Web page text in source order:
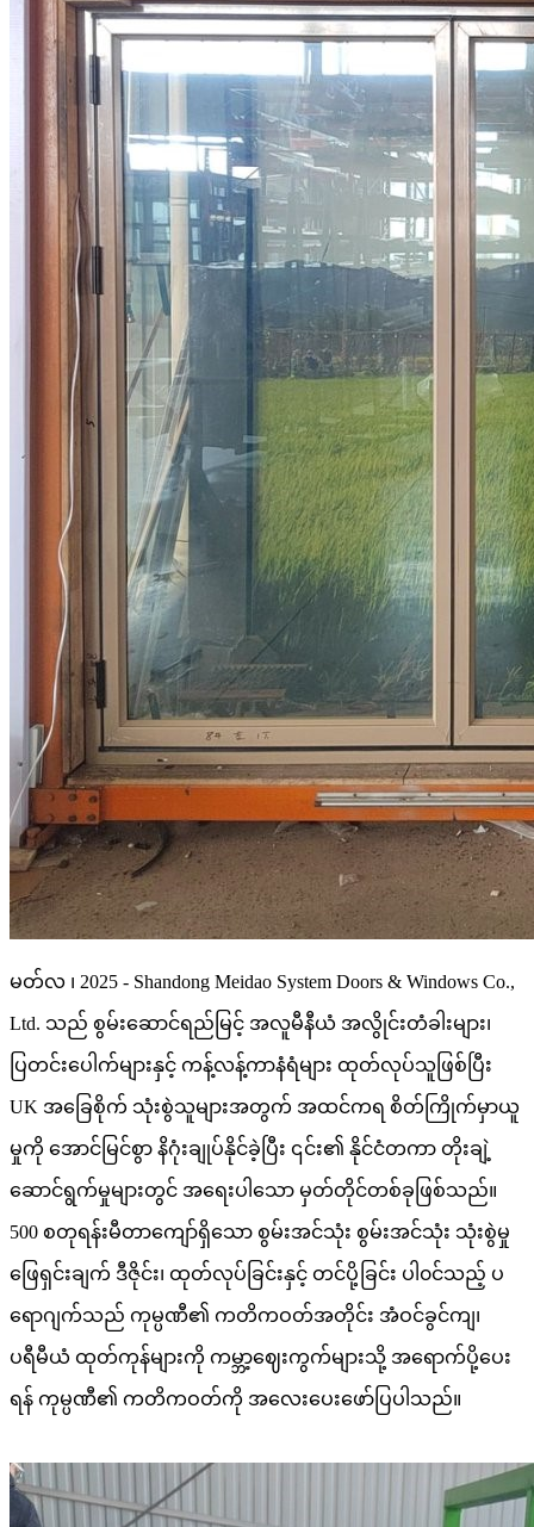
မတ်လ ၊ 2025 - Shandong Meidao System Doors & Windows Co.,
Ltd. သည် စွမ်းဆောင်ရည်မြင့် အလူမီနီယံ အလွိုင်းတံခါးများ၊
ပြတင်းပေါက်များနှင့် ကန့်လန့်ကာနံရံများ ထုတ်လုပ်သူဖြစ်ပြီး
UK အခြေစိုက် သုံးစွဲသူများအတွက် အထင်ကရ စိတ်ကြိုက်မှာယူ
မှုကို အောင်မြင်စွာ နိဂုံးချုပ်နိုင်ခဲ့ပြီး ၎င်း၏ နိုင်ငံတကာ တိုးချဲ့
ဆောင်ရွက်မှုများတွင် အရေးပါသော မှတ်တိုင်တစ်ခုဖြစ်သည်။
500 စတုရန်းမီတာကျော်ရှိသော စွမ်းအင်သုံး စွမ်းအင်သုံး သုံးစွဲမှု
ဖြေရှင်းချက် ဒီဇိုင်း၊ ထုတ်လုပ်ခြင်းနှင့် တင်ပို့ခြင်း ပါ၀င်သည့် ပ
ရောဂျက်သည် ကုမ္ပဏီ၏ ကတိကဝတ်အတိုင်း အံဝင်ခွင်ကျ၊
ပရီမီယံ ထုတ်ကုန်များကို ကမ္ဘာ့ဈေးကွက်များသို့ အရောက်ပို့ပေး
ရန် ကုမ္ပဏီ၏ ကတိကဝတ်ကို အလေးပေးဖော်ပြပါသည်။